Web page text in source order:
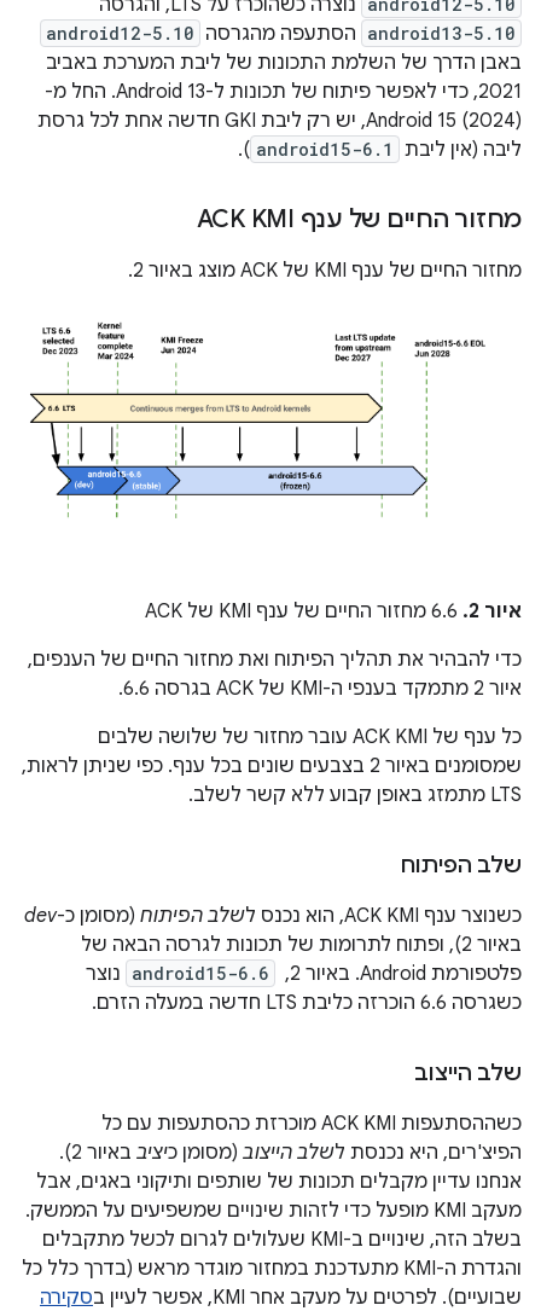
android12-5.10 נוצרה כשהוכרז על LTS, והגרסה
android13-5.10 הסתעפה מהגרסה android12-5.10
באבן הדרך של השלמת התכונות של ליבת המערכת באביב
2021, כדי לאפשר פיתוח של תכונות ל-Android 13. החל מ-
Android 15 (2024), יש רק ליבת GKI חדשה אחת לכל גרסת
ליבה (אין ליבת
android15-6.1
).
מחזור החיים של ענף ACK KMI
מחזור החיים של ענף KMI של ACK מוצג באיור 2.
איור 2.
כדי להבהיר את תהליך הפיתוח ואת מחזור החיים של הענפים,
איור 2 מתמקד בענפי ה-KMI של ACK בגרסה 6.6.
כל ענף של ACK KMI עובר מחזור של שלושה שלבים
שמסומנים באיור 2 בצבעים שונים בכל ענף. כפי שניתן לראות,
LTS מתמזג באופן קבוע ללא קשר לשלב.
שלב הפיתוח
כשנוצר ענף ACK KMI, הוא נכנס ל שלב הפיתוח (מסומן כ-dev
באיור 2), ופתוח לתרומות של תכונות לגרסה הבאה של
פלטפורמת Android. באיור 2, ‏
android15-6.6 נוצר
כשגרסה 6.6 הוכרזה כליבת LTS חדשה במעלה הזרם.
שלב הייצוב
כשההסתעפות ACK KMI מוכרזת כהסתעפות עם כל
הפיצ'רים, היא נכנסת לשלב הייצוב (מסומן כיציב
באיור 2).
אנחנו עדיין מקבלים תכונות של שותפים ותיקוני באגים, אבל
מעקב KMI מופעל כדי לזהות שינויים שמשפיעים על הממשק.
בשלב הזה, שינויים ב-KMI שעלולים לגרום לכשל מתקבלים
והגדרת ה-KMI מתעדכנת במחזור מוגדר מראש (בדרך כלל כל
שבועיים). לפרטים על מעקב אחר KMI, אפשר לעיין ב
סקירה